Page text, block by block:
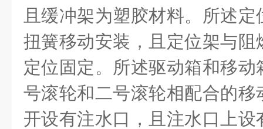
且缓冲架为塑胶材料。所述
扭簧移动安装，且定位架与
定位固定。所述驱动箱和移
号滚轮和二号滚轮相配合的
开设有注水口，且注水口上